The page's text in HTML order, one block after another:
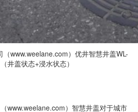
www.weelane.com）优井智慧井盖WL-
井盖状态+浸水状态）
www.weelane.com） 智慧井盖对于城市